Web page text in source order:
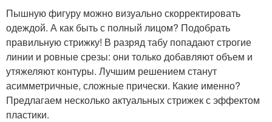
Пышную фигуру можно визуально скорректировать
одеждой. А как быть с полный лицом? Подобрать
правильную стрижку! В разряд табу попадают строгие
линии и ровные срезы: они только добавляют объем и
утяжеляют контуры. Лучшим решением станут
асимметричные, сложные прически. Какие именно?
Предлагаем несколько актуальных стрижек с эффектом
пластики.